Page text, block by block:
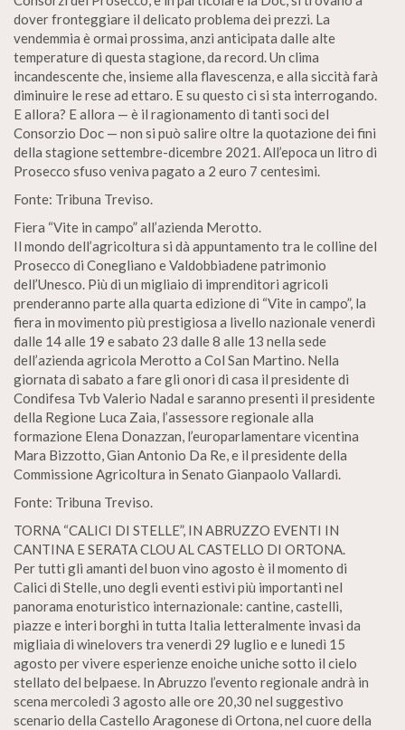
dover fronteggiare il delicato problema dei prezzi. La
vendemmia è ormai prossima, anzi anticipata dalle alte
temperature di questa stagione, da record. Un clima
incandescente che, insieme alla flavescenza, e alla siccità farà
diminuire le rese ad ettaro. E su questo ci si sta interrogando.
E allora? E allora — è il ragionamento di tanti soci del
Consorzio Doc — non si può salire oltre la quotazione dei fini
della stagione settembre-dicembre 2021. All’epoca un litro di
Prosecco sfuso veniva pagato a 2 euro 7 centesimi.
Fonte: Tribuna Treviso.
Fiera “Vite in campo” all’azienda Merotto.
Il mondo dell’agricoltura si dà appuntamento tra le colline del
Prosecco di Conegliano e Valdobbiadene patrimonio
dell’Unesco. Più di un migliaio di imprenditori agricoli
prenderanno parte alla quarta edizione di “Vite in campo”, la
fiera in movimento più prestigiosa a livello nazionale venerdì
dalle 14 alle 19 e sabato 23 dalle 8 alle 13 nella sede
dell’azienda agricola Merotto a Col San Martino. Nella
giornata di sabato a fare gli onori di casa il presidente di
Condifesa Tvb Valerio Nadal e saranno presenti il presidente
della Regione Luca Zaia, l’assessore regionale alla
formazione Elena Donazzan, l’europarlamentare vicentina
Mara Bizzotto, Gian Antonio Da Re, e il presidente della
Commissione Agricoltura in Senato Gianpaolo Vallardi.
Fonte: Tribuna Treviso.
TORNA “CALICI DI STELLE”, IN ABRUZZO EVENTI IN
CANTINA E SERATA CLOU AL CASTELLO DI ORTONA.
Per tutti gli amanti del buon vino agosto è il momento di
Calici di Stelle, uno degli eventi estivi più importanti nel
panorama enoturistico internazionale: cantine, castelli,
piazze e interi borghi in tutta Italia letteralmente invasi da
migliaia di winelovers tra venerdì 29 luglio e e lunedì 15
agosto per vivere esperienze enoiche uniche sotto il cielo
stellato del belpaese. In Abruzzo l’evento regionale andrà in
scena mercoledì 3 agosto alle ore 20,30 nel suggestivo
scenario della Castello Aragonese di Ortona, nel cuore della